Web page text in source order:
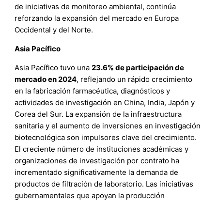
de iniciativas de monitoreo ambiental, continúa
reforzando la expansión del mercado en Europa
Occidental y del Norte.
Asia Pacífico
Asia Pacífico tuvo una23.6% de participación de
mercado en 2024, reflejando un rápido crecimiento
en la fabricación farmacéutica, diagnósticos y
actividades de investigación en China, India, Japón y
Corea del Sur. La expansión de la infraestructura
sanitaria y el aumento de inversiones en investigación
biotecnológica son impulsores clave del crecimiento.
El creciente número de instituciones académicas y
organizaciones de investigación por contrato ha
incrementado significativamente la demanda de
productos de filtración de laboratorio. Las iniciativas
gubernamentales que apoyan la producción